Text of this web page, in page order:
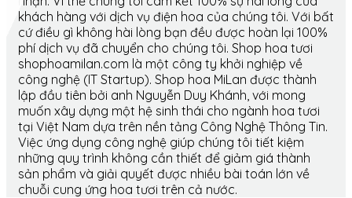
khách hàng với dịch vụ điện hoa của chúng tôi. Với bất
cứ điều gì không hài lòng bạn đều được hoàn lại 100%
phí dịch vụ đã chuyển cho chúng tôi. Shop hoa tươi
shophoamilan.com là một công ty khởi nghiệp về
công nghệ (IT Startup). Shop hoa MiLan được thành
lập đầu tiên bởi anh Nguyễn Duy Khánh, với mong
muốn xây dựng một hệ sinh thái cho ngành hoa tươi
tại Việt Nam dựa trên nền tảng Công Nghệ Thông Tin.
Việc ứng dụng công nghệ giúp chúng tôi tiết kiệm
những quy trình không cần thiết để giảm giá thành
sản phẩm và giải quyết được nhiều bài toán lớn về
chuỗi cung ứng hoa tươi trên cả nước.